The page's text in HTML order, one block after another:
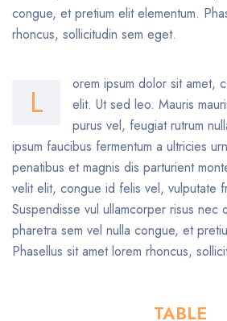
congue, et pretium elit elementum.
rhoncus, sollicitudin sem eget.
L
orem ipsum dolor sit amet,
elit. Ut sed leo. Mauris
purus vel, feugiat rutrum
ipsum faucibus fermentum a ultricies
penatibus et magnis dis parturient
velit elit, congue id felis vel, vulputate
Suspendisse vul ullamcorper risus nec
pharetra sem vel nulla congue, et
Phasellus sit amet lorem rhoncus,
TABLE